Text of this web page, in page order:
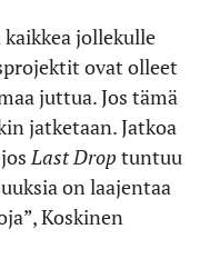
jollekulle
ovat olleet
juttua. Jos tämä
jatketaan. Jatkoa
josLast Droptuntuu
on laajentaa
Koskinen